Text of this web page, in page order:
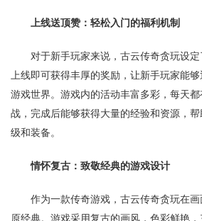
上线送顶赞：轻松入门的福利机制
对于新手玩家来说，古云传奇贪玩设定
上线即可获得丰厚的奖励，让新手玩家能
游戏世界。游戏内的活动丰富多彩，每天
战，完成后能够获得大量的经验和资源，
级和装备。
情怀复古：致敬经典的游戏设计
作为一款传奇游戏，古云传奇贪玩在
原经典。游戏采用复古的画风，色彩鲜艳